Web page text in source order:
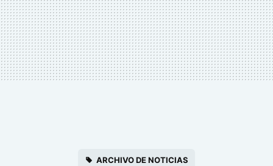
ARCHIVO DE NOTICIAS